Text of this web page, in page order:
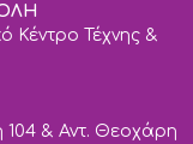
Κέντρο Τέχνης &
104 & Αντ. Θεοχάρη